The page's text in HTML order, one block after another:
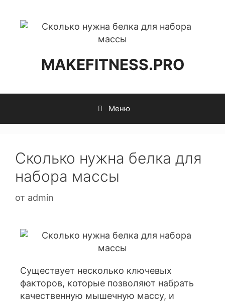
MAKEFITNESS.PRO
Меню
Сколько нужна белка для
набора массы
от admin
Существует несколько ключевых
факторов, которые позволяют набрать
качественную мышечную массу, и